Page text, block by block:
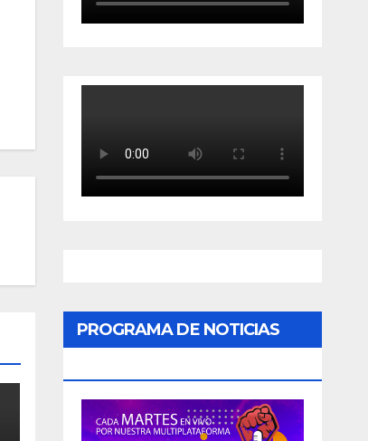
PROGRAMA DE NOTICIAS